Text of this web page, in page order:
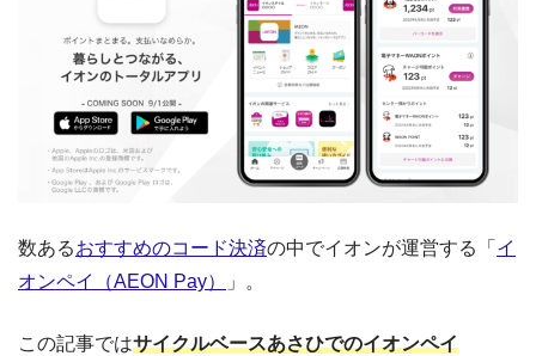
数あるおすすめのコード決済の中でイオンが運営する「 イ
オンペイ（AEON Pay）
」。
この記事ではサイクルベースあさひでのイオンペイ